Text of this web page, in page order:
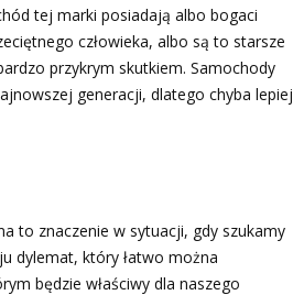
tej marki posiadają albo bogaci
człowieka, albo są to starsze
przykrym skutkiem. Samochody
generacji, dlatego chyba lepiej
to znaczenie w sytuacji, gdy szukamy
dylemat, który łatwo można
będzie właściwy dla naszego